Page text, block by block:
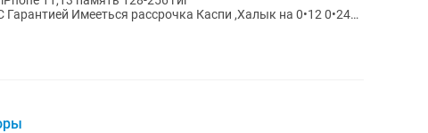
Имееться рассрочка Каспи ,Халык на 0•12 0•24